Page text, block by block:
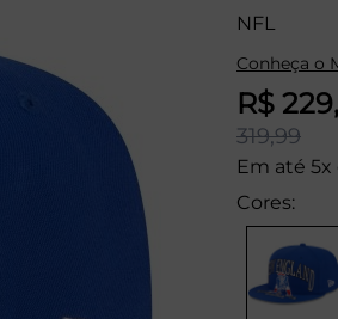
NFL
Conheça o
R$
319,99
Em até
Cores: